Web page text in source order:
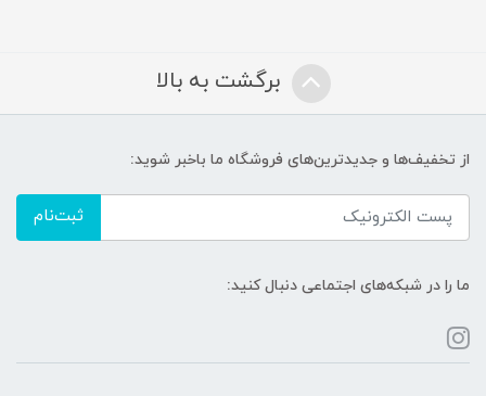
برگشت به بالا
از تخفیف‌ها و جدیدترین‌های فروشگاه ما باخبر شوید:
ثبت‌نام
ما را در شبکه‌های اجتماعی دنبال کنید: